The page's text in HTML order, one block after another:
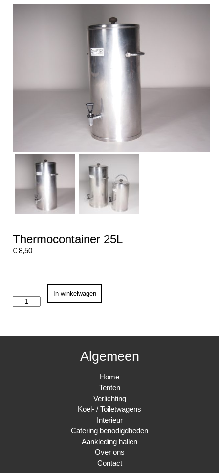
Thermocontainer 25L
€ 8,50
Thermocontainer
aantal
In winkelwagen
Algemeen
Home
Tenten
Verlichting
Koel- / Toiletwagens
Interieur
Catering benodigdheden
Aankleding hallen
Over ons
Contact